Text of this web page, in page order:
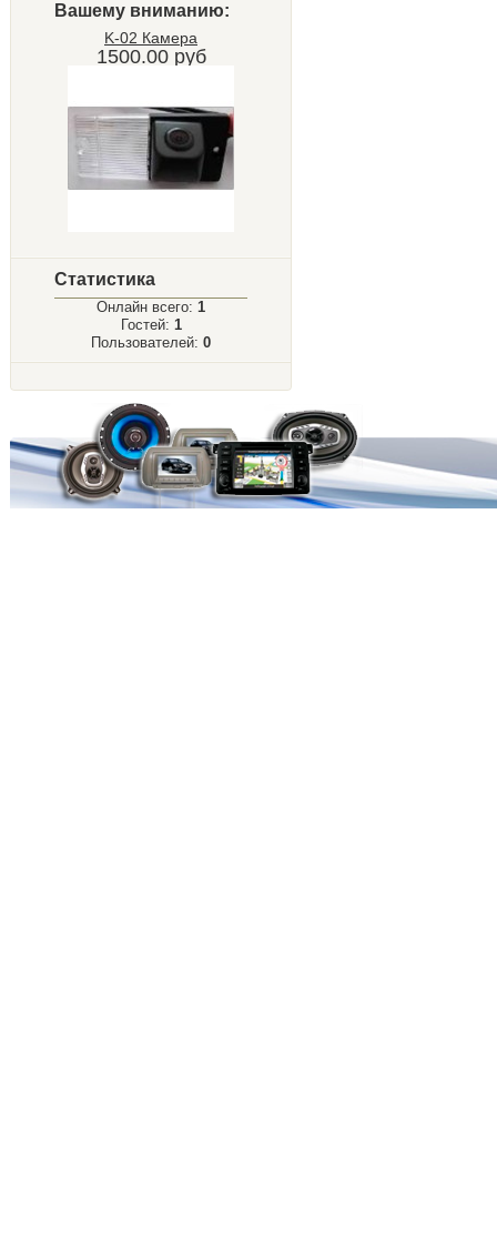
Вашему вниманию:
K-02 Камера
1500.00 руб
Статистика
Онлайн всего: 1
Гостей: 1
Пользователей: 0